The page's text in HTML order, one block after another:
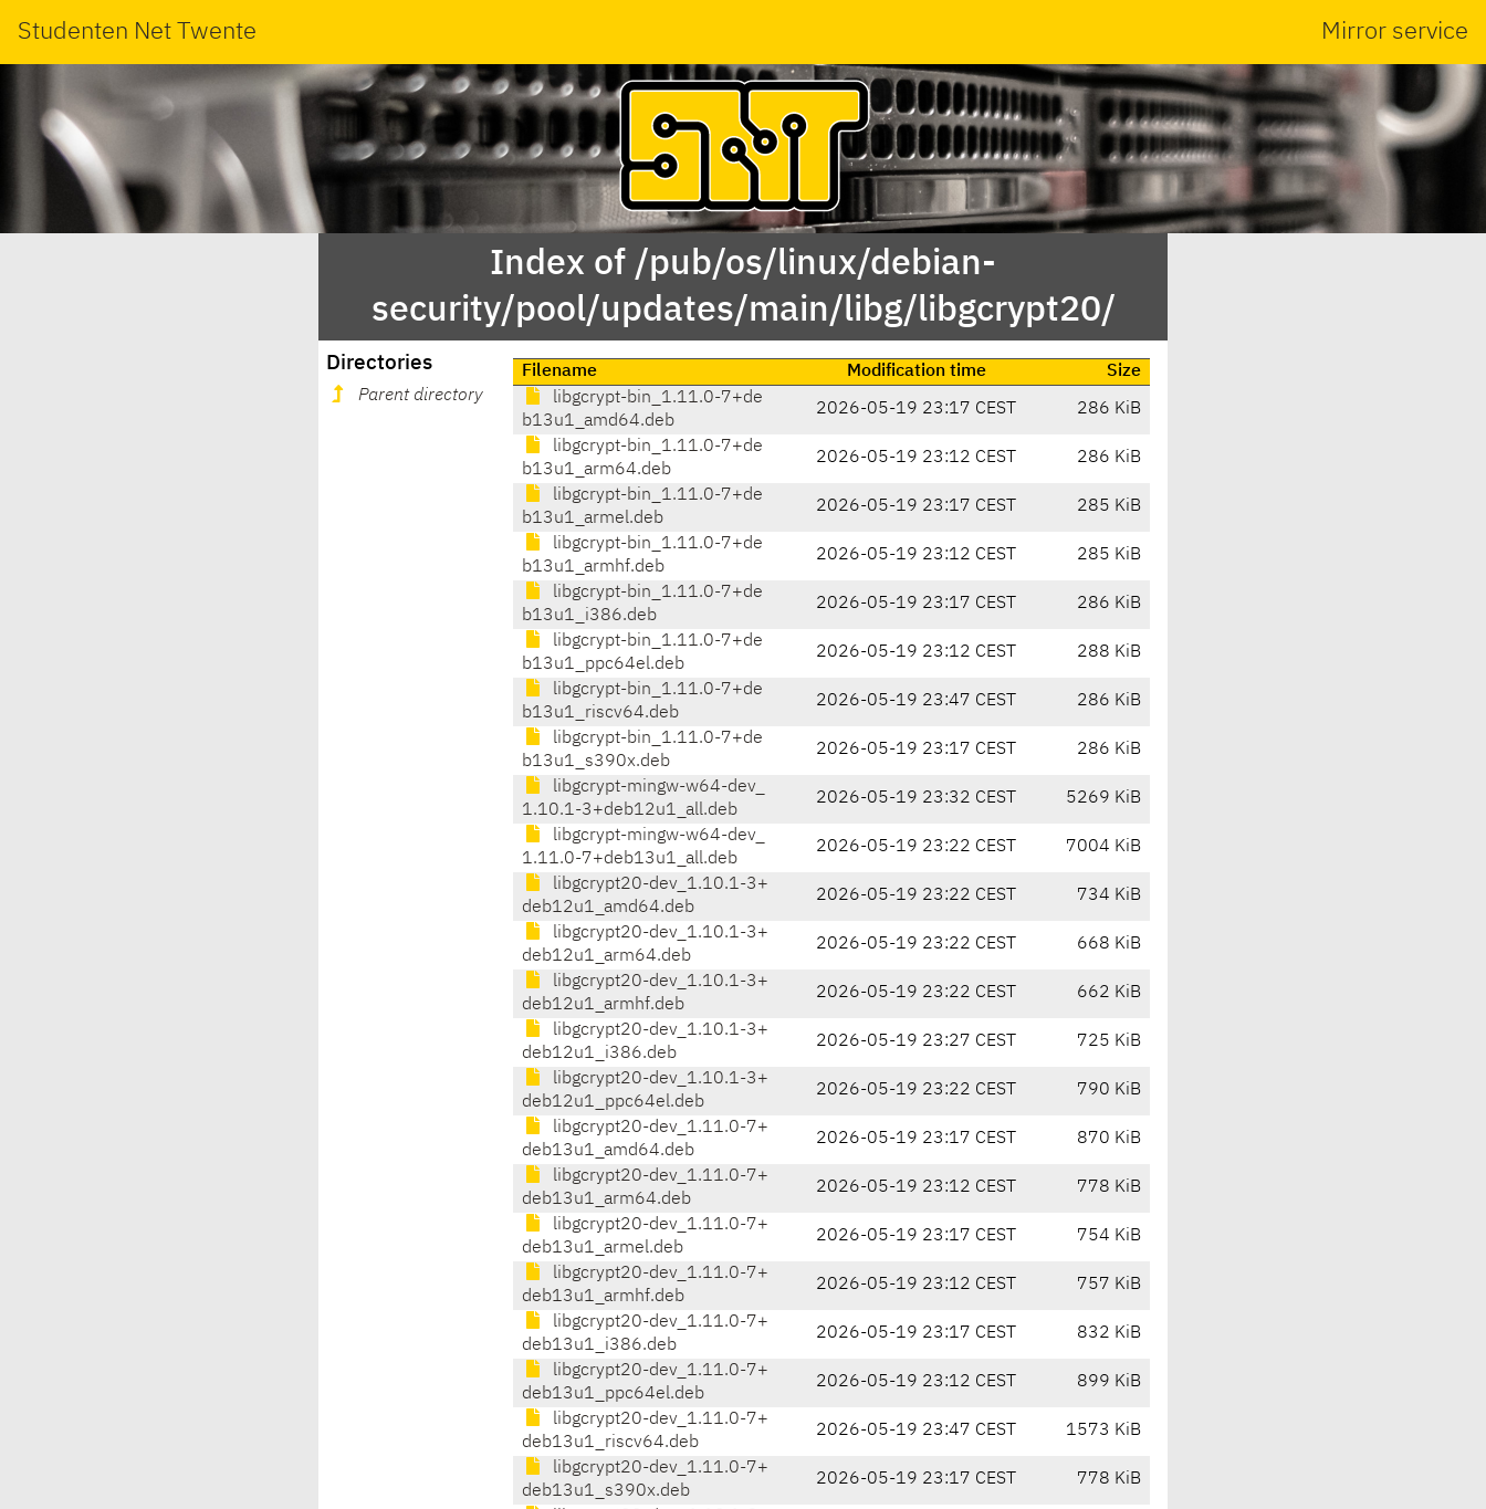
Studenten Net Twente Mirror service
Index of /pub/os/linux/debian-
security/pool/updates/main/libg/libgcrypt20/
Directories
Parent directory
Filename Modification time
Size
libgcrypt-bin_1.11.0-7+de
b13u1_amd64.deb
2026-05-19 23:17 CEST 286 KiB
libgcrypt-bin_1.11.0-7+de
b13u1_arm64.deb
2026-05-19 23:12 CEST 286 KiB
libgcrypt-bin_1.11.0-7+de
b13u1_armel.deb
2026-05-19 23:17 CEST 285 KiB
libgcrypt-bin_1.11.0-7+de
b13u1_armhf.deb
2026-05-19 23:12 CEST 285 KiB
libgcrypt-bin_1.11.0-7+de
b13u1_i386.deb
2026-05-19 23:17 CEST 286 KiB
libgcrypt-bin_1.11.0-7+de
b13u1_ppc64el.deb
2026-05-19 23:12 CEST 288 KiB
libgcrypt-bin_1.11.0-7+de
b13u1_riscv64.deb
2026-05-19 23:47 CEST 286 KiB
libgcrypt-bin_1.11.0-7+de
b13u1_s390x.deb
2026-05-19 23:17 CEST 286 KiB
libgcrypt-mingw-w64-dev_
1.10.1-3+deb12u1_all.deb
2026-05-19 23:32 CEST 5269 KiB
libgcrypt-mingw-w64-dev_
1.11.0-7+deb13u1_all.deb
2026-05-19 23:22 CEST 7004 KiB
libgcrypt20-dev_1.10.1-3+
deb12u1_amd64.deb
2026-05-19 23:22 CEST 734 KiB
libgcrypt20-dev_1.10.1-3+
deb12u1_arm64.deb
2026-05-19 23:22 CEST 668 KiB
libgcrypt20-dev_1.10.1-3+
deb12u1_armhf.deb
2026-05-19 23:22 CEST 662 KiB
libgcrypt20-dev_1.10.1-3+
deb12u1_i386.deb
2026-05-19 23:27 CEST 725 KiB
libgcrypt20-dev_1.10.1-3+
deb12u1_ppc64el.deb
2026-05-19 23:22 CEST 790 KiB
libgcrypt20-dev_1.11.0-7+
deb13u1_amd64.deb
2026-05-19 23:17 CEST 870 KiB
libgcrypt20-dev_1.11.0-7+
deb13u1_arm64.deb
2026-05-19 23:12 CEST 778 KiB
libgcrypt20-dev_1.11.0-7+
deb13u1_armel.deb
2026-05-19 23:17 CEST 754 KiB
libgcrypt20-dev_1.11.0-7+
deb13u1_armhf.deb
2026-05-19 23:12 CEST 757 KiB
libgcrypt20-dev_1.11.0-7+
deb13u1_i386.deb
2026-05-19 23:17 CEST 832 KiB
libgcrypt20-dev_1.11.0-7+
deb13u1_ppc64el.deb
2026-05-19 23:12 CEST 899 KiB
libgcrypt20-dev_1.11.0-7+
deb13u1_riscv64.deb
2026-05-19 23:47 CEST 1573 KiB
libgcrypt20-dev_1.11.0-7+
deb13u1_s390x.deb
2026-05-19 23:17 CEST 778 KiB